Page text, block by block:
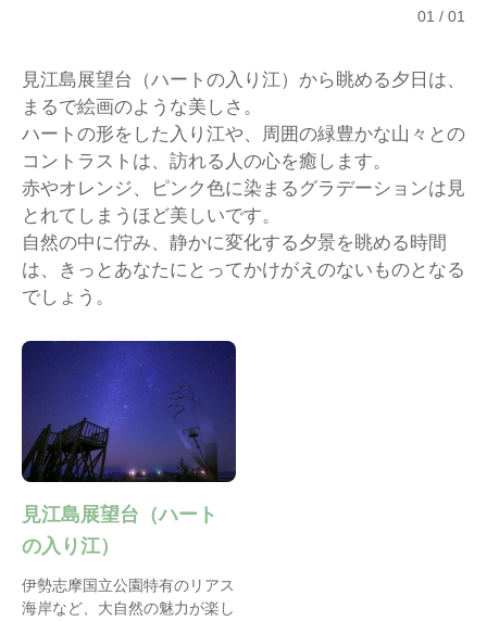
01 01
見江島展望台（ハートの入り江）から眺める夕日は、
まるで絵画のような美しさ。
ハートの形をした入り江や、周囲の緑豊かな山々との
コントラストは、訪れる人の心を癒します。
赤やオレンジ、ピンク色に染まるグラデーションは見
とれてしまうほど美しいです。
自然の中に佇み、静かに変化する夕景を眺める時間
は、きっとあなたにとってかけがえのないものとなる
でしょう。
見江島展望台（ハート
の入り江）
伊勢志摩国立公園特有のリアス
海岸など、大自然の魅力が楽し